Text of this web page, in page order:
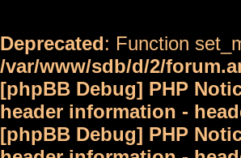
Deprecated: Function
/var/www/sdb/d/2/
[phpBB Debug] PHP
header information -
[phpBB Debug] PHP